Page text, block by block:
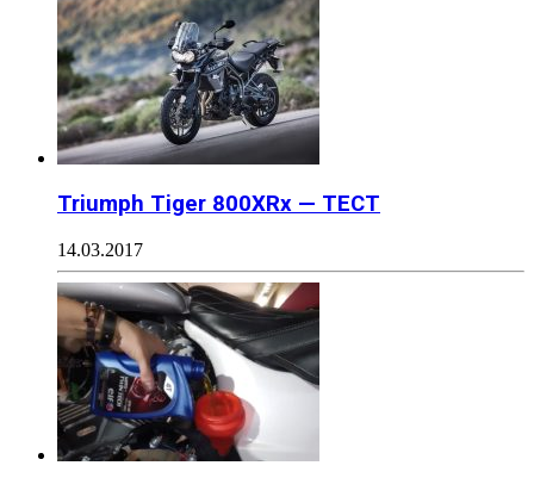
Triumph Tiger 800XRx — ТЕСТ
14.03.2017